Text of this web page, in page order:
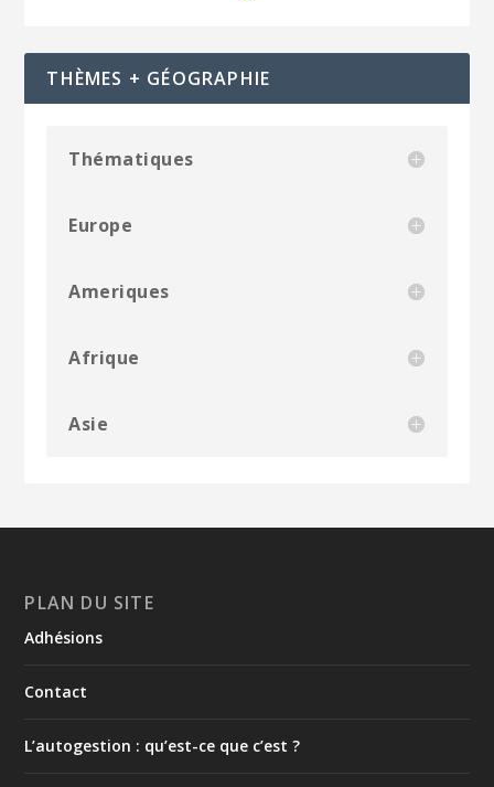
THÈMES + GÉOGRAPHIE
Thématiques
Europe
Ameriques
Afrique
Asie
PLAN DU SITE
Adhésions
Contact
L’autogestion : qu’est-ce que c’est ?